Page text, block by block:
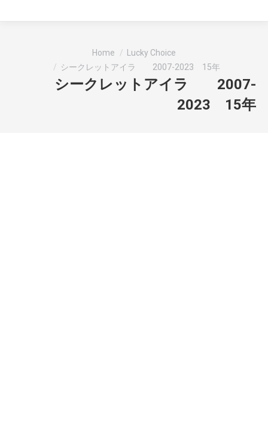
Home
Lucky Choice
シークレットアイラ 2007-2023 15年
シークレットアイラ 2007-
2023 15年